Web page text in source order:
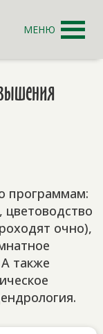
МЕНЮ
программам:
цветоводство
очно),
также